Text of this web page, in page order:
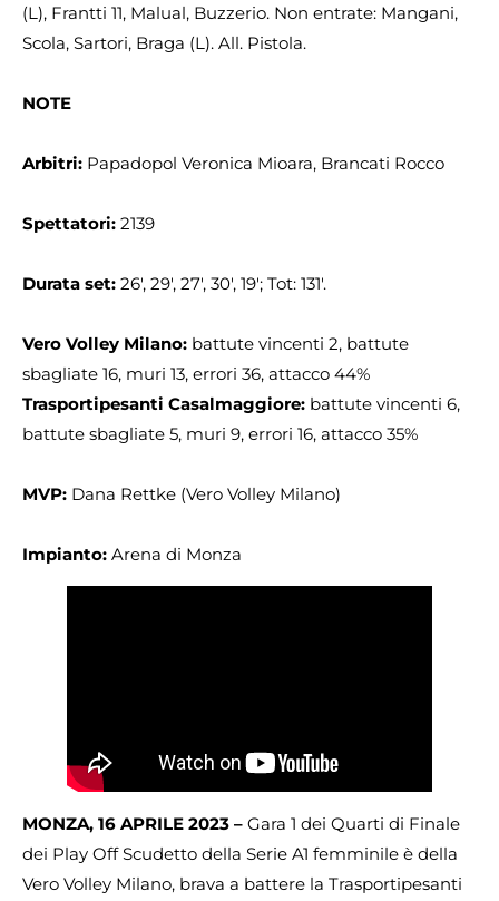
(L), Frantti 11, Malual, Buzzerio. Non entrate: Mangani,
Scola, Sartori, Braga (L). All. Pistola.
NOTE
Arbitri: Papadopol Veronica Mioara, Brancati Rocco
Spettatori: 2139
Durata set: 26′, 29′, 27′, 30′, 19′; Tot: 131′.
Vero Volley Milano: battute vincenti 2, battute
sbagliate 16, muri 13, errori 36, attacco 44%
Trasportipesanti Casalmaggiore: battute vincenti 6,
battute sbagliate 5, muri 9, errori 16, attacco 35%
MVP: Dana Rettke (Vero Volley Milano)
Impianto: Arena di Monza
MONZA, 16 APRILE 2023 – Gara 1 dei Quarti di Finale
dei Play Off Scudetto della Serie A1 femminile è della
Vero Volley Milano, brava a battere la Trasportipesanti